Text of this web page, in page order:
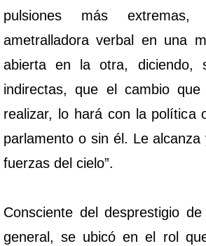
pulsiones más extremas,
ametralladora verbal en una
abierta en la otra, diciendo,
indirectas, que el cambio
realizar, lo hará con la política
parlamento o sin él. Le alcanza
fuerzas del cielo”.
Consciente del desprestigio
general, se ubicó en el rol